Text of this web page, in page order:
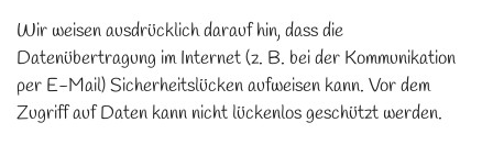
Wir weisen ausdrücklich darauf hin, dass die
Datenübertragung im Internet (z. B. bei der Kommunikation
per E-Mail) Sicherheitslücken aufweisen kann. Vor dem
Zugriff auf Daten kann nicht lückenlos geschützt werden.